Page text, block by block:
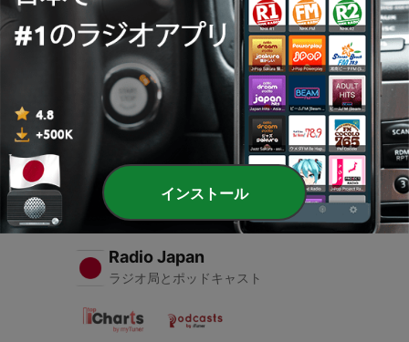
エピソード
Cataratas de iguazu
22 8月 2020
Cataratas de iguazu
22 8月 2020
Radio Japan
ラジオ局とポッドキャスト
インストール